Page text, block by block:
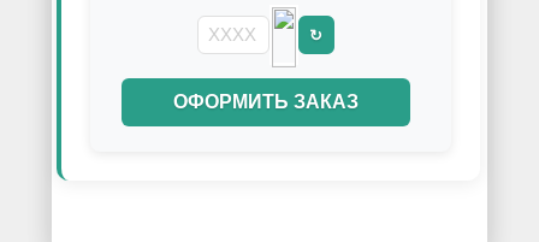
↻
ОФОРМИТЬ ЗАКАЗ